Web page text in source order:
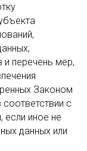
и перечень мер,
Законом
с
иное не
данных или